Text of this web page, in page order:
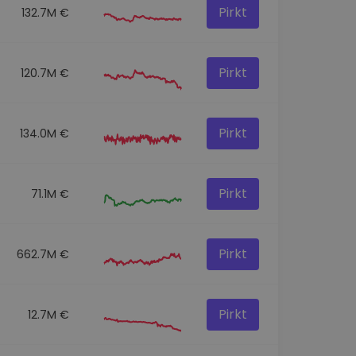
132.7M € Pirkt
120.7M € Pirkt
134.0M € Pirkt
71.1M € Pirkt
662.7M € Pirkt
12.7M € Pirkt